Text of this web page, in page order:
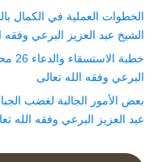
الشيخ عبد العزيز البرعي وفقه
البرعي وفقه الله تعالى
عبد العزيز البرعي وفقه الله